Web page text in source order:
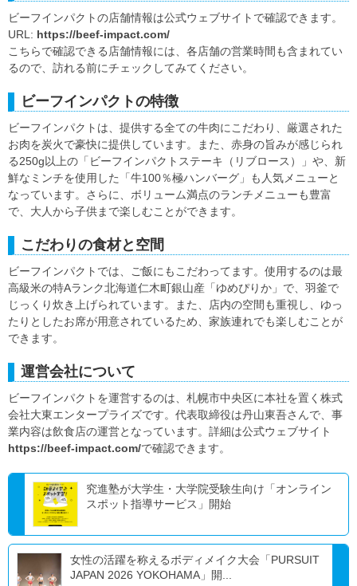
ビーフインパクトの店舗情報は公式ウェブサイトで確認できます。
URL: https://beef-impact.com/
こちらで確認できる店舗情報には、各店舗の営業時間も含まれてい
るので、訪れる前にチェックしてみてください。
ビーフインパクトの特徴
ビーフインパクトは、提供する全ての牛肉にこだわり、厳選された
お肉を炭火で豪快に提供しています。また、赤身の旨みが感じられ
る250g以上の「ビーフインパクトステーキ（リブロース）」や、新
鮮なミンチを使用した「牛100％極ハンバーグ」も人気メニューと
なっています。さらに、ボリューム満点のランチメニューも豊富
で、大人から子供まで楽しむことができます。
こだわりの食材と空間
ビーフインパクトでは、ご飯にもこだわってます。使用するのは最
高級米の特Aランク北海道仁木町銀山産「ゆめぴりか」で、羽釜で
じっくり炊き上げられています。また、店内の空間も重視し、ゆっ
たりとしたお席が用意されているため、家族連れでも楽しむことが
できます。
運営会社について
ビーフインパクトを運営するのは、札幌市中央区に本社を置く株式
会社大東エンタープライズです。代表取締役は丹山東吾さんで、事
業内容は飲食店の運営となっています。詳細は公式ウェブサイト
https://beef-impact.com/で確認できます。
究進塾が大学生・大学院受験生向け「オンライン
スポット指導サービス」開始
女性の活躍を称えるボディメイク大会「PURSUIT
JAPAN 2026 YOKOHAMA」開...